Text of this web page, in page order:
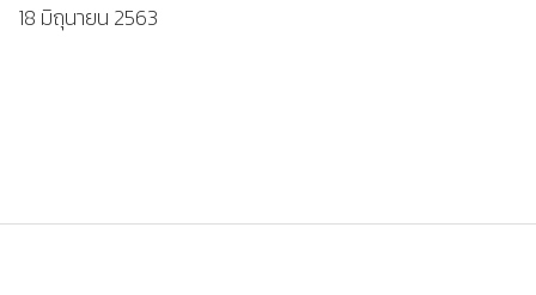
18 มิถุนายน 2563